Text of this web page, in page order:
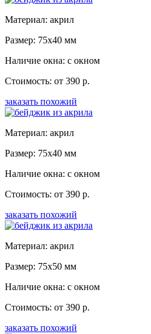
Материал: акрил
Размер: 75x40 мм
Наличие окна: с окном
Стоимость: от 390 р.
заказать похожий
Материал: акрил
Размер: 75x40 мм
Наличие окна: с окном
Стоимость: от 390 р.
заказать похожий
Материал: акрил
Размер: 75x50 мм
Наличие окна: с окном
Стоимость: от 390 р.
заказать похожий